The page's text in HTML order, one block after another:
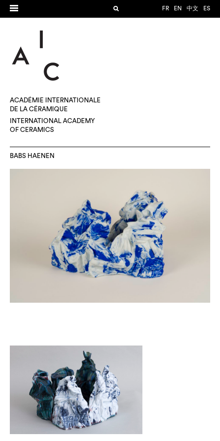
FR EN 中文 ES
ACADÉMIE INTERNATIONALE
DE LA CÉRAMIQUE
INTERNATIONAL ACADEMY
OF CERAMICS
BABS HAENEN